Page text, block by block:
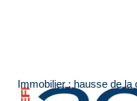
Immobilier : hausse de